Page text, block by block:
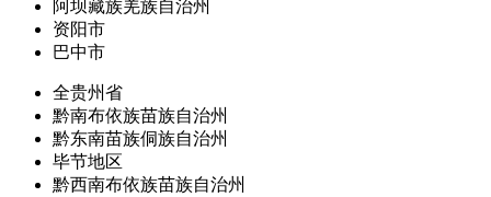
阿坝藏族羌族自治州
资阳市
巴中市
全贵州省
黔南布依族苗族自治州
黔东南苗族侗族自治州
毕节地区
黔西南布依族苗族自治州